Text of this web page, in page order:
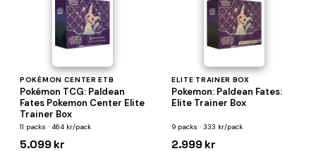
POKÉMON CENTER ETB
Pokémon TCG: Paldean
Fates Pokemon Center Elite
Trainer Box
11 packs · 464 kr/pack
5.099 kr
ELITE TRAINER BOX
Pokemon: Paldean Fates:
Elite Trainer Box
9 packs · 333 kr/pack
2.999 kr